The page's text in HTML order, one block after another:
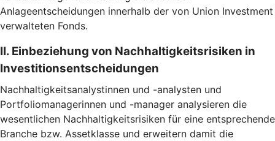
Anlageentscheidungen innerhalb der von Union Investment
verwalteten Fonds.
II. Einbeziehung von Nachhaltigkeitsrisiken in
Investitionsentscheidungen
Nachhaltigkeitsanalystinnen und -analysten und
Portfoliomanagerinnen und -manager analysieren die
wesentlichen Nachhaltigkeitsrisiken für eine entsprechende
Branche bzw. Assetklasse und erweitern damit die